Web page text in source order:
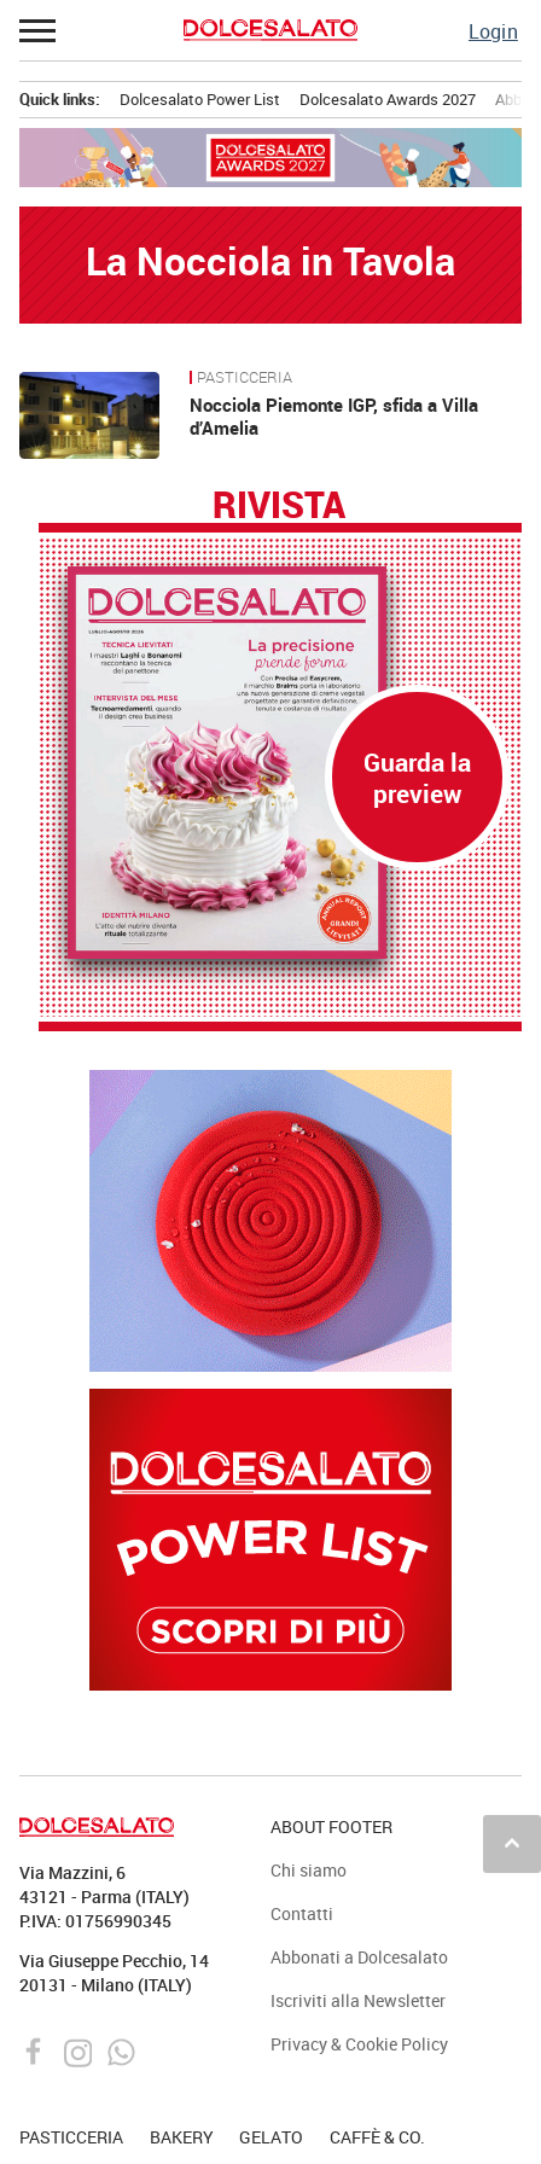
Passa
al
Login
principale
Quick links: Dolcesalato Power List Dolcesalato Awards 2027
La Nocciola in Tavola
News PASTICCERIA
Nocciola Piemonte IGP, sfida a Villa
d’Amelia
RIVISTA
keyboard_arrow_up
Via Mazzini, 6
43121 - Parma (ITALY)
P.IVA: 01756990345
Via Giuseppe Pecchio, 14
20131 - Milano (ITALY)
ABOUT FOOTER
Chi siamo
Contatti
Abbonati a Dolcesalato
Iscriviti alla Newsletter
Privacy & Cookie Policy
PASTICCERIA BAKERY GELATO CAFFÈ & CO.